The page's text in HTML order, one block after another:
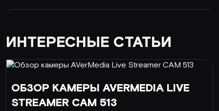
ИНТЕРЕСНЫЕ СТАТЬИ
ОБЗОР КАМЕРЫ AVERMEDIA LIVE
STREAMER CAM 513